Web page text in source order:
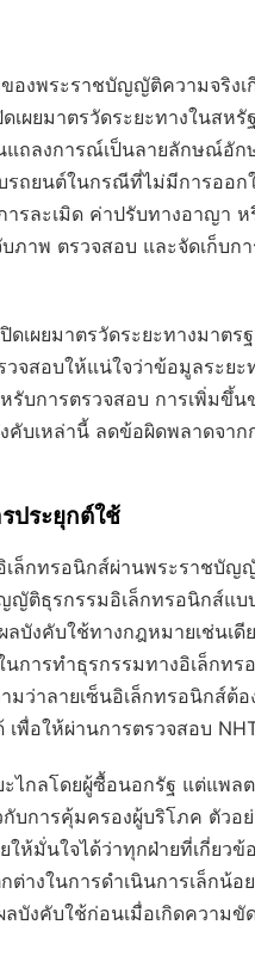
งพระราชบัญญัติความจริงเ
ผยมาตรวัดระยะทางในสห
ถลงการณ์เป็นลายลักษณ์อัก
รถยนต์ในกรณีที่ไม่มีการออก
รละเมิด ค่าปรับทางอาญา
าพ ตรวจสอบ และจัดเก็บกา
เผยมาตรวัดระยะทางมาตร
จสอบให้แน่ใจว่าข้อมูลระยะ
รับการตรวจสอบ การเพิ่มขึ้
เหล่านี้ ลดข้อผิดพลาดจาก
ประยุกต์ใช้
ล็กทรอนิกส์ผ่านพระราชบัญ
ติธุรกรรมอิเล็กทรอนิกส์แบ
งคับใช้ทางกฎหมายเช่นเดี
การทำธุรกรรมทางอิเล็กท
มว่าลายเซ็นอิเล็กทรอนิกส์ต้
พื่อให้ผ่านการตรวจสอบ
ไกลโดยผู้ซื้อนอกรัฐ แต่แพ
การคุ้มครองผู้บริโภค ตัวอย่
ห้มั่นใจได้ว่าทุกฝ่ายที่เกี่ยวข้
างในการดำเนินการเล็กน้
บังคับใช้ก่อนเมื่อเกิดความ